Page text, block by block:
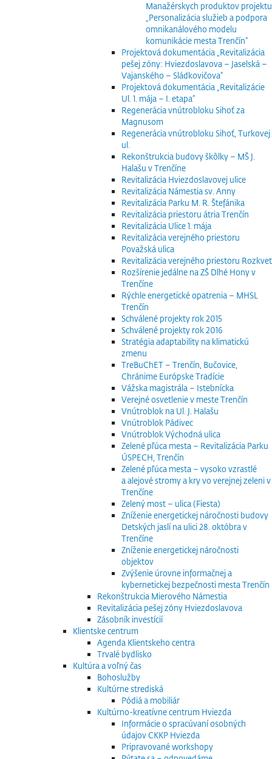
Manažérskych produktov projektu
„Personalizácia služieb a podpora
omnikanálového modelu
komunikácie mesta Trenčín“
Projektová dokumentácia „Revitalizácia
pešej zóny: Hviezdoslavova – Jaselská –
Vajanského – Sládkovičova“
Projektová dokumentácia „Revitalizácie
Ul. 1. mája – I. etapa“
Regenerácia vnútrobloku Sihoť za
Magnusom
Regenerácia vnútrobloku Sihoť, Turkovej
ul.
Rekonštrukcia budovy škôlky – MŠ J.
Halašu v Trenčíne
Revitalizácia Hviezdoslavovej ulice
Revitalizácia Námestia sv. Anny
Revitalizácia Parku M. R. Štefánika
Revitalizácia priestoru átria Trenčín
Revitalizácia Ulice 1. mája
Revitalizácia verejného priestoru
Považská ulica
Revitalizácia verejného priestoru Rozkvet
Rozšírenie jedálne na ZŠ Dlhé Hony v
Trenčíne
Rýchle energetické opatrenia – MHSL
Trenčín
Schválené projekty rok 2015
Schválené projekty rok 2016
Stratégia adaptability na klimatickú
zmenu
TreBuChET – Trenčín, Bučovice,
Chránime Európske Tradície
Vážska magistrála – Istebnícka
Verejné osvetlenie v meste Trenčín
Vnútroblok na Ul. J. Halašu
Vnútroblok Pádivec
Vnútroblok Východná ulica
Zelené pľúca mesta – Revitalizácia Parku
ÚSPECH, Trenčín
Zelené pľúca mesta – vysoko vzrastlé
a alejové stromy a kry vo verejnej zeleni v
Trenčíne
Zelený most – ulica (Fiesta)
Zníženie energetickej náročnosti budovy
Detských jaslí na ulici 28. októbra v
Trenčíne
Zníženie energetickej náročnosti
objektov
Zvýšenie úrovne informačnej a
kybernetickej bezpečnosti mesta Trenčín
Rekonštrukcia Mierového Námestia
Revitalizácia pešej zóny Hviezdoslavova
Zásobník investícií
Klientske centrum
Agenda Klientskeho centra
Trvalé bydlisko
Kultúra a voľný čas
Bohoslužby
Kultúrne strediská
Pódiá a mobiliár
Kultúrno-kreatívne centrum Hviezda
Informácie o spracúvaní osobných
údajov CKKP Hviezda
Pripravované workshopy